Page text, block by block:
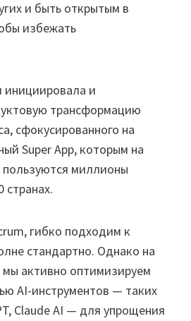
и быть открытым в
избежать
инициировала и
трансформацию
сфокусированного на
Super App, которым на
миллионы
странах.
гибко подходим к
стандартно. Однако на
активно оптимизируем
AI-инструментов — таких
Claude AI — для упрощения